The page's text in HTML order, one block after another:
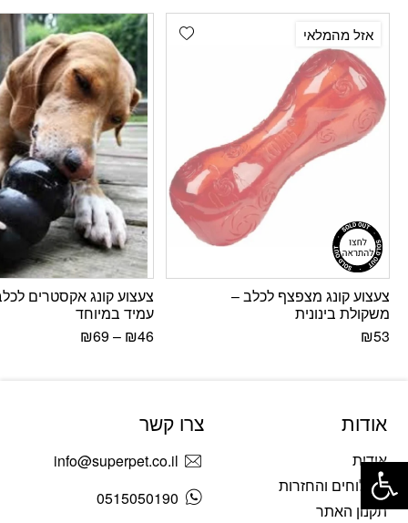
Add wishlist אזל מהמלאי
צעצוע קונג מצפצף לכלב –
משקולת בינונית
₪53
צעצוע קונג אקסטרים
עמיד במיוחד
₪46
–
₪69
אודות
אודות
משלוחים והחזרות
תקנון האתר
צרו קשר
info@superpet.co.il
0515050190
פתח סרגל נגישות